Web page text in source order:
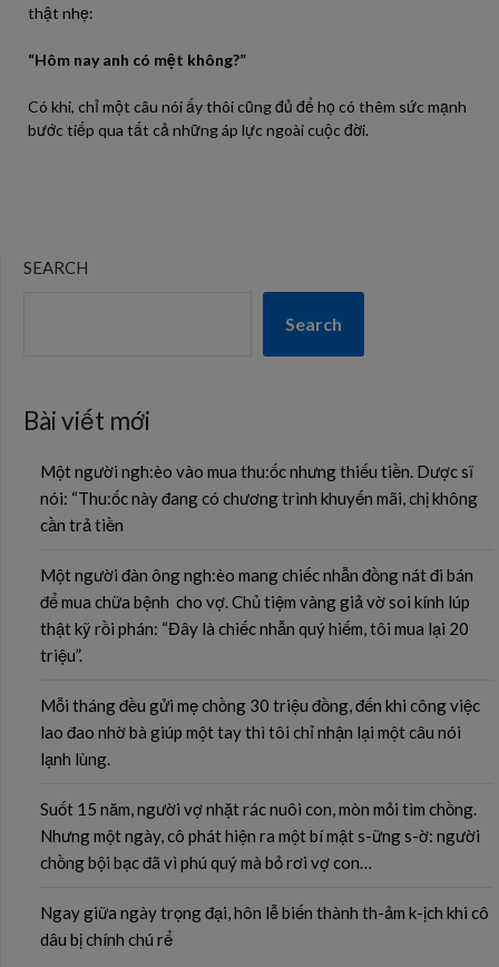
thật nhẹ:
“Hôm nay anh có mệt không?”
Có khi, chỉ một câu nói ấy thôi cũng đủ để họ có thêm sức mạnh
bước tiếp qua tất cả những áp lực ngoài cuộc đời.
SEARCH
Search
Bài viết mới
Một người ngh:èo vào mua thu:ốc nhưng thiếu tiền. Dược sĩ
nói: “Thu:ốc này đang có chương trình khuyến mãi, chị không
cần trả tiền
Một người đàn ông ngh:èo mang chiếc nhẫn đồng nát đi bán
để mua chữa bệnh cho vợ. Chủ tiệm vàng giả vờ soi kính lúp
thật kỹ rồi phán: “Đây là chiếc nhẫn quý hiếm, tôi mua lại 20
triệu”.
Mỗi tháng đều gửi mẹ chồng 30 triệu đồng, đến khi công việc
lao đao nhờ bà giúp một tay thì tôi chỉ nhận lại một câu nói
lạnh lùng.
Suốt 15 năm, người vợ nhặt rác nuôi con, mòn mỏi tìm chồng.
Nhưng một ngày, cô phát hiện ra một bí mật s-ững s-ờ: người
chồng bội bạc đã vì phú quý mà bỏ rơi vợ con…
Ngay giữa ngày trọng đại, hôn lễ biến thành th-ảm k-ịch khi cô
dâu bị chính chú rể